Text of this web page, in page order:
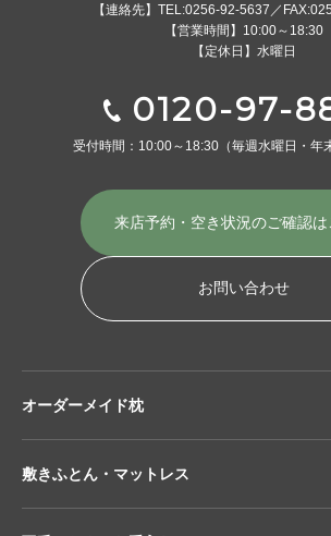
【連絡先】TEL:0256-92-5637／
【営業時間】10:00～18:30
【定休日】水曜日
0120-97-
受付時間：10:00～18:30 （毎週水曜日・年
来店予約・空き状況のご確認は
お問い合わせ
オーダーメイド枕
敷きふとん・マットレス